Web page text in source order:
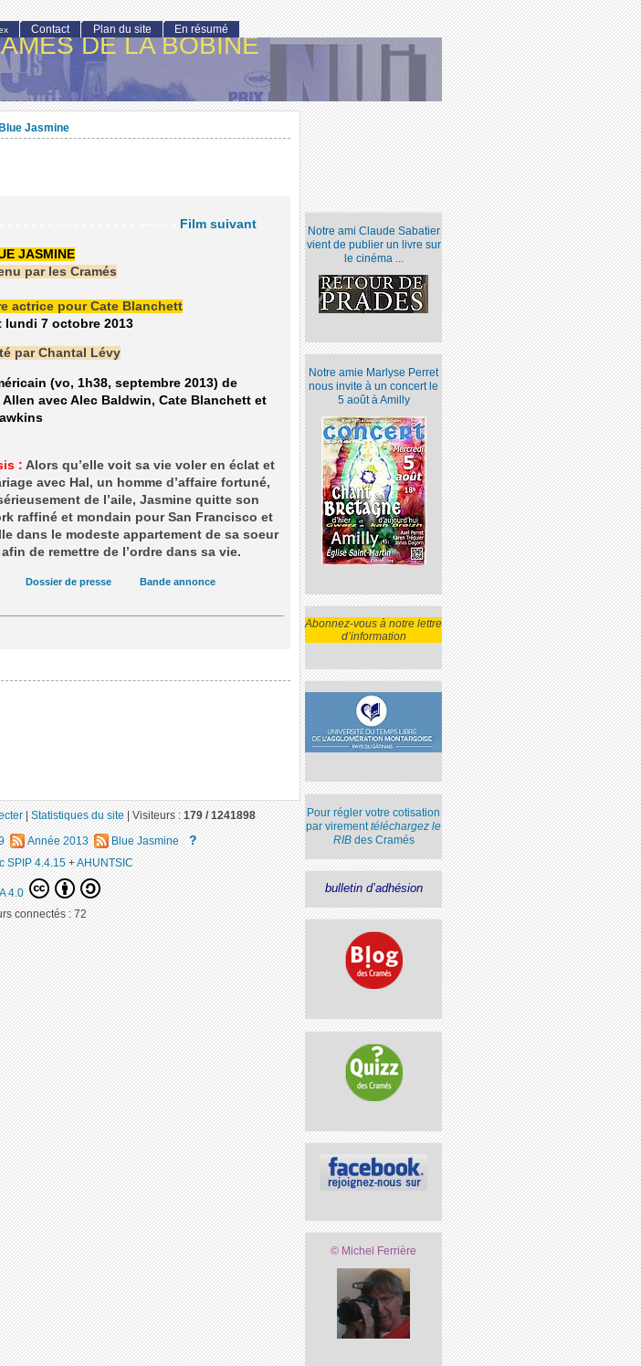
DE LA BOBINE
Blue Jasmine
Film suivant
JASMINE
par les Cramés
actrice pour Cate Blanchett
lundi 7 octobre 2013
par Chantal Lévy
(vo, 1h38, septembre 2013) de
Allen avec Alec Baldwin, Cate Blanchett et
: Alors qu’elle voit sa vie voler en éclat et
avec Hal, un homme d’affaire fortuné,
de l’aile, Jasmine quitte son
raffiné et mondain pour San Francisco et
dans le modeste appartement de sa soeur
de remettre de l’ordre dans sa vie.
Dossier de presse Bande annonce
Notre ami Claude Sabatier
vient de publier un livre sur
le cinéma ...
Notre amie Marlyse Perret
nous invite à un concert le
5 août à Amilly
Abonnez-vous à notre lettre
d’information
Pour régler votre cotisation
par virementtéléchargez le
RIBdes Cramés
bulletin d’adhésion
© Michel Ferrière
Contact Plan du site En résumé
|Statistiques du site|Visiteurs :179 / 1241898
Année 2013 Blue Jasmine ?
SPIP 4.4.15+AHUNTSIC
4.0
connectés :72